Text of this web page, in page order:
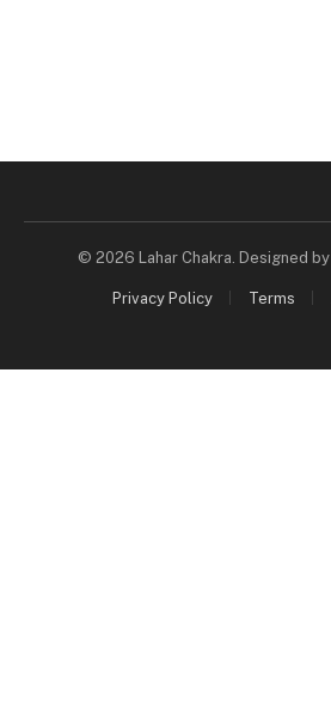
© 2026 Lahar Chakra. Designed by
Privacy Policy Terms